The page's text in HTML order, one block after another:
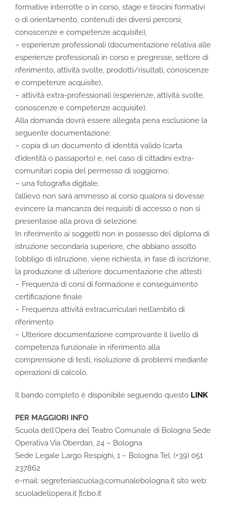
formative interrotte o in corso, stage e tirocini formativi
o di orientamento, contenuti dei diversi percorsi,
conoscenze e competenze acquisite),
– esperienze professionali (documentazione relativa alle
esperienze professionali in corso e pregresse, settore di
riferimento, attività svolte, prodotti/risultati, conoscenze
e competenze acquisite),
– attività extra-professionali (esperienze, attività svolte,
conoscenze e competenze acquisite).
Alla domanda dovrà essere allegata pena esclusione la
seguente documentazione:
– copia di un documento di identità valido (carta
d’identità o passaporto) e, nel caso di cittadini extra-
comunitari copia del permesso di soggiorno;
– una fotografia digitale;
l’allievo non sarà ammesso al corso qualora si dovesse
evincere la mancanza dei requisiti di accesso o non si
presentasse alla prova di selezione.
In riferimento ai soggetti non in possesso del diploma di
istruzione secondaria superiore, che abbiano assolto
l’obbligo di istruzione, viene richiesta, in fase di iscrizione,
la produzione di ulteriore documentazione che attesti:
– Frequenza di corsi di formazione e conseguimento
certificazione finale
– Frequenza attività extracurriculari nell’ambito di
riferimento
– Ulteriore documentazione comprovante il livello di
competenza funzionale in riferimento alla
comprensione di testi, risoluzione di problemi mediante
operazioni di calcolo.
Il bando completo è disponibile seguendo questo LINK
PER MAGGIORI INFO
Scuola dell’Opera del Teatro Comunale di Bologna Sede
Operativa Via Oberdan, 24 – Bologna
Sede Legale Largo Respighi, 1 – Bologna Tel. (+39) 051
237862
e-mail: segreteriascuola@comunalebologna.it sito web:
scuoladellopera.it |tcbo.it